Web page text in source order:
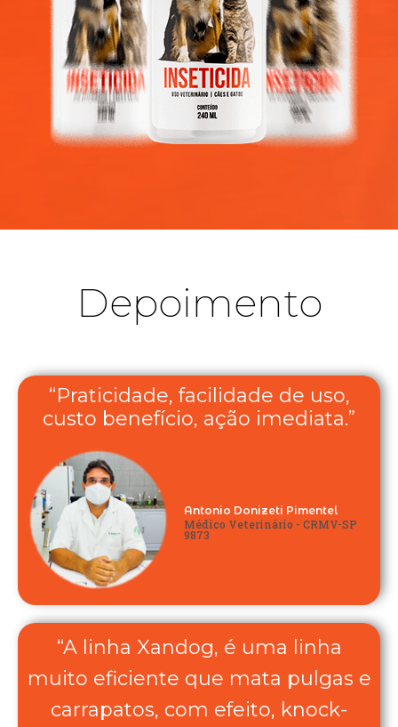
Depoimento
“Praticidade, facilidade de uso,
custo benefício, ação imediata.”
Antonio Donizeti Pimentel
Médico Veterinário - CRMV-SP
9873
“A linha Xandog, é uma linha
muito eficiente que mata pulgas e
carrapatos, com efeito, knock-